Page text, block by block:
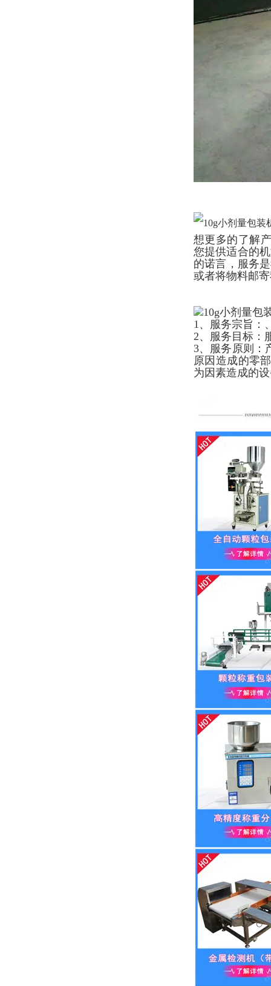
想更多的了解
您提供适合的
的诺言，服务
或者将物料邮
1、服务宗旨：
2、服务目标：
3、服务原则：
原因造成的零
为因素造成的